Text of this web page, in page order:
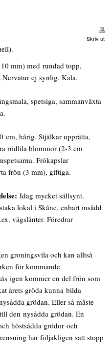
Skriv ut
mm) med rundad topp,
Nervatur ej synlig. Kala.
spetsiga, sammanväxta
cm, hårig. Stjälkar upprätta,
rödlila blommor (2-3 cm
Frökapslar
frön (3 mm), giftiga.
Idag mycket sällsynt.
lokal i Skåne, enbart insådd
vägslänter. Föredrar
groningsvila och kan alltså
för kommande
igen kommer en del frön som
årets gröda kunna bilda
grödan. Eller så måste
den nysådda grödan. En
höstsådda grödor och
har följakligen satt stopp